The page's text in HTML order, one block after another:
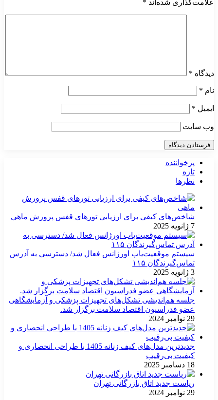
علامت‌گذاری شده‌اند *
دیدگاه *
نام *
ایمیل *
وب‌ سایت
پرخواننده
تازه
نظرها
شاخص‌های کیفی برای ارزیابی تورهای قفس پرورش ماهی
7 ژانویه 2025
سیستم موقعیت‌یاب اورژانس فعال شد/ دسترسی به آدرس
تماس‌گیرندگان ۱۱۵
3 ژانویه 2025
جلسه هم‌اندیشی تشکل‌های تجهیزات پزشکی و آزمایشگاهی
عضو فدراسیون اقتصاد سلامت برگزار شد.
29 نوامبر 2024
جدیدترین مدل‌های کیف زنانه 1405 با طراحی انحصاری و
کیفیت بی‌رقیب
18 دسامبر 2025
ریاست جدید اتاق بازرگانی تهران
29 نوامبر 2024